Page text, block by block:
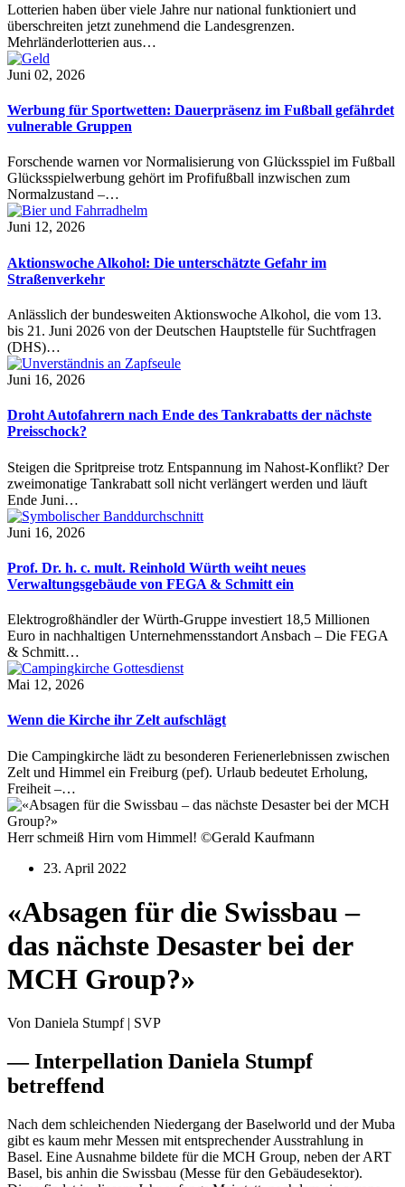
Lotterien haben über viele Jahre nur national funktioniert und
überschreiten jetzt zunehmend die Landesgrenzen.
Mehrländerlotterien aus…
Juni 02, 2026
Werbung für Sportwetten: Dauerpräsenz im Fußball gefährdet
vulnerable Gruppen
Forschende warnen vor Normalisierung von Glücksspiel im Fußball
Glücksspielwerbung gehört im Profifußball inzwischen zum
Normalzustand –…
Juni 12, 2026
Aktionswoche Alkohol: Die unterschätzte Gefahr im
Straßenverkehr
Anlässlich der bundesweiten Aktionswoche Alkohol, die vom 13.
bis 21. Juni 2026 von der Deutschen Hauptstelle für Suchtfragen
(DHS)…
Juni 16, 2026
Droht Autofahrern nach Ende des Tankrabatts der nächste
Preisschock?
Steigen die Spritpreise trotz Entspannung im Nahost-Konflikt? Der
zweimonatige Tankrabatt soll nicht verlängert werden und läuft
Ende Juni…
Juni 16, 2026
Prof. Dr. h. c. mult. Reinhold Würth weiht neues
Verwaltungsgebäude von FEGA & Schmitt ein
Elektrogroßhändler der Würth-Gruppe investiert 18,5 Millionen
Euro in nachhaltigen Unternehmensstandort Ansbach – Die FEGA
& Schmitt…
Mai 12, 2026
Wenn die Kirche ihr Zelt aufschlägt
Die Campingkirche lädt zu besonderen Ferienerlebnissen zwischen
Zelt und Himmel ein Freiburg (pef). Urlaub bedeutet Erholung,
Freiheit –…
Herr schmeiß Hirn vom Himmel! ©Gerald Kaufmann
23. April 2022
«Absagen für die Swissbau –
das nächste Desaster bei der
MCH Group?»
Von Daniela Stumpf | SVP
— Interpellation Daniela Stumpf
betreffend
Nach dem schleichenden Niedergang der Baselworld und der Muba
gibt es kaum mehr Messen mit entsprechender Ausstrahlung in
Basel. Eine Ausnahme bildete für die MCH Group, neben der ART
Basel, bis anhin die Swissbau (Messe für den Gebäudesektor).